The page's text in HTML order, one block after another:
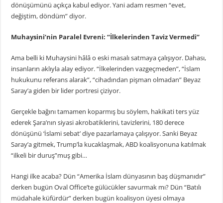
dönüşümünü açıkça kabul ediyor. Yani adam resmen “evet,
değiştim, döndüm” diyor.
Muhaysini’nin Paralel Evreni: “İlkelerinden Taviz Vermedi”
Ama belli ki Muhaysini hâlâ o eski masalı satmaya çalışıyor. Dahası,
insanların aklıyla alay ediyor. “İlkelerinden vazgeçmeden”, “İslam
hukukunu referans alarak”, “cihadından pişman olmadan” Beyaz
Saray’a giden bir lider portresi çiziyor.
Gerçekle bağını tamamen koparmış bu söylem, hakikati ters yüz
ederek Şara’nın siyasi akrobatiklerini, tavizlerini, 180 derece
dönüşünü ‘İslami sebat’ diye pazarlamaya çalışıyor. Sanki Beyaz
Saray’a gitmek, Trump’la kucaklaşmak, ABD koalisyonuna katılmak
“ilkeli bir duruş”muş gibi…
Hangi ilke acaba? Dün “Amerika İslam dünyasının baş düşmanıdır”
derken bugün Oval Office’te gülücükler savurmak mı? Dün “Batılı
müdahale küfürdür” derken bugün koalisyon üyesi olmaya